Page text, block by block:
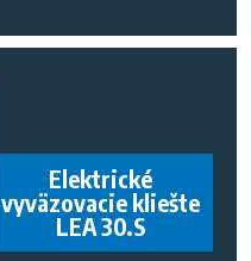
Elektrické
vyväzovacie kliešte
LEA 30.S